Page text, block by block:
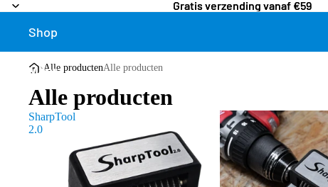
Gratis verzending vanaf €59
Gratis verzending vanaf €59
Shop
Meer
›Alle productenAlle producten
Alle producten
SharpTool
2.0